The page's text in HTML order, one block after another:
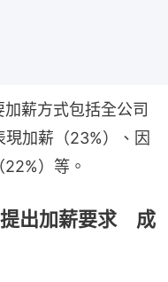
薪方式包括全公司
加薪（23%）、因
）等。
出加薪要求 成